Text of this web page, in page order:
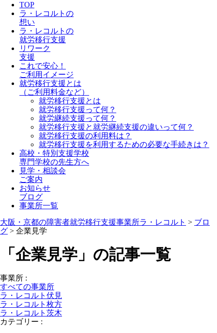
TOP
ラ・レコルトの
想い
ラ・レコルトの
就労移行支援
リワーク
支援
これで安心！
ご利用イメージ
就労移行支援とは
（ご利用料金など）
就労移行支援とは
就労移行支援って何？
就労継続支援って何？
就労移行支援と就労継続支援の違いって何？
就労移行支援の利用料は？
就労移行支援を利用するための必要な手続きは？
高校・特別支援学校
専門学校の先生方へ
見学・相談会
ご案内
お知らせ
ブログ
事業所一覧
大阪・京都の障害者就労移行支援事業所ラ・レコルト > ブロ
グ > 企業見学
「企業見学」の記事一覧
事業所 :
すべての事業所
ラ・レコルト伏見
ラ・レコルト枚方
ラ・レコルト茨木
カテゴリー :